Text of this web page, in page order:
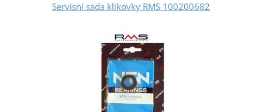
Servisní sada klikovky RMS 100200682